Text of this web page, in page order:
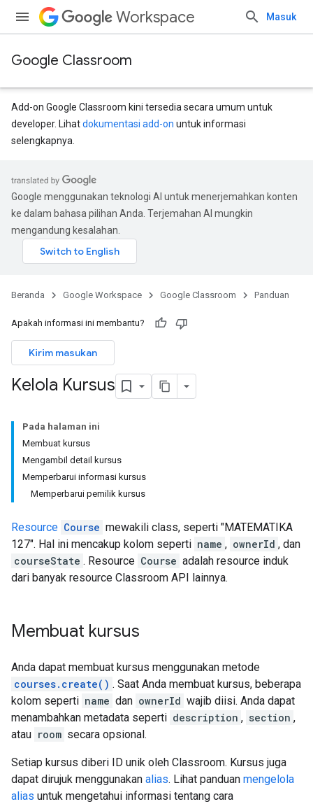
Workspace Masuk
Google Classroom
Add-on Google Classroom kini tersedia secara umum untuk
developer. Lihatdokumentasi add-on untuk informasi
selengkapnya.
Google menggunakan teknologi AI untuk menerjemahkan konten
ke dalam bahasa pilihan Anda. Terjemahan AI mungkin
mengandung kesalahan.
Beranda Google Workspace Google Classroom Panduan
Apakah informasi ini membantu?
Kirim masukan
Kelola Kursus
Pada halaman ini
Membuat kursus
Mengambil detail kursus
Memperbarui informasi kursus
Memperbarui pemilik kursus
Resource Course mewakili class, seperti "MATEMATIKA
127". Hal ini mencakup kolom seperti name , ownerId , dan
courseState . Resource Course adalah resource induk
dari banyak resource Classroom API lainnya.
Membuat kursus
Anda dapat membuat kursus menggunakan metode
courses.create() . Saat Anda membuat kursus, beberapa
kolom seperti name dan ownerId wajib diisi. Anda dapat
menambahkan metadata seperti description , section ,
atau room secara opsional.
Setiap kursus diberi ID unik oleh Classroom. Kursus juga
dapat dirujuk menggunakan alias. Lihat panduan mengelola
alias untuk mengetahui informasi tentang cara